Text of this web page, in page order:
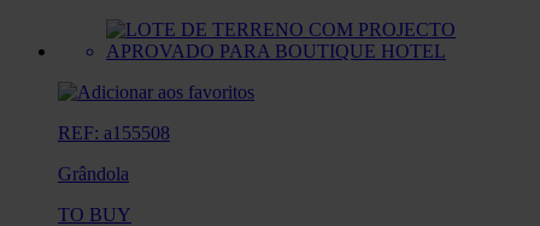
REF: a155508
Grândola
TO BUY